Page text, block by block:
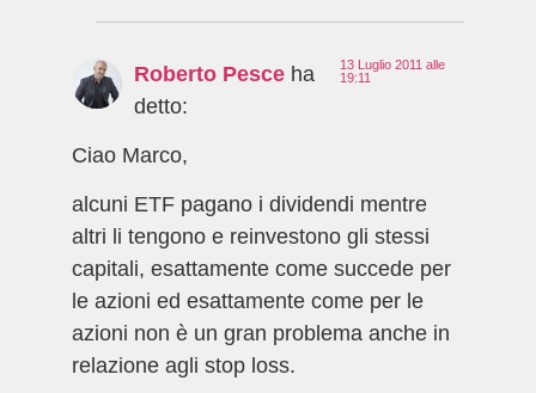
Roberto Pesce ha
detto:
13 Luglio 2011 alle
19:11
Ciao Marco,
alcuni ETF pagano i dividendi mentre
altri li tengono e reinvestono gli stessi
capitali, esattamente come succede per
le azioni ed esattamente come per le
azioni non è un gran problema anche in
relazione agli stop loss.